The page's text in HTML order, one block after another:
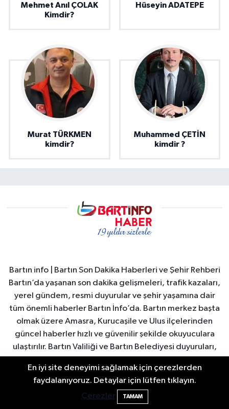
Mehmet Anıl ÇOLAK
Kimdir?
Hüseyin ADATEPE
Murat TÜRKMEN
kimdir?
Muhammed ÇETİN
kimdir ?
Bartın info | Bartın Son Dakika Haberleri ve Şehir Rehberi
Bartın’da yaşanan son dakika gelişmeleri, trafik kazaları,
yerel gündem, resmi duyurular ve şehir yaşamına dair
tüm önemli haberler Bartın İnfo’da. Bartın merkez başta
olmak üzere Amasra, Kurucaşile ve Ulus ilçelerinden
güncel haberler hızlı ve güvenilir şekilde okuyuculara
ulaştırılır. Bartın Valiliği ve Bartın Belediyesi duyuruları,
spor haberleri anlık olarak yayınlanır. Ayrıca Bartın
nöbetçi eczaneler, hava durumu, namaz vakitleri ve
önemli şehir duyuruları düzenli olarak güncellenir. Bartın
En iyi site deneyimi sağlamak için çerezlerden
faydalanıyoruz. Detaylar için lütfen tıklayın.
Çerezler
TAMAM
2 Buzağı Hediyeli Bal Festivalinde Hande
Ünsal Sahne Alacak